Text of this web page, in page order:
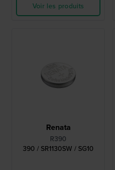
Voir les produits
Renata
R390
390 / SR1130SW / SG10